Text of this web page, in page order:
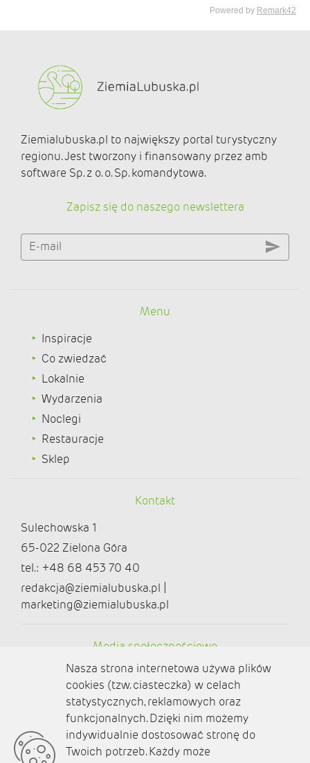
Ziemialubuska.pl to największy portal turystyczny
regionu. Jest tworzony i finansowany przez amb
software Sp. z o. o. Sp. komandytowa.
Zapisz się do naszego newslettera
E-mail
Menu
Inspiracje
Co zwiedzać
Lokalnie
Wydarzenia
Noclegi
Restauracje
Sklep
Kontakt
Sulechowska 1
65-022 Zielona Góra
tel.: +48 68 453 70 40
redakcja@ziemialubuska.pl |
marketing@ziemialubuska.pl
Media społecznościowe
O nas
Kontakt
Nasza strona internetowa używa plików
cookies (tzw. ciasteczka) w celach
statystycznych, reklamowych oraz
funkcjonalnych. Dzięki nim możemy
indywidualnie dostosować stronę do
Twoich potrzeb. Każdy może